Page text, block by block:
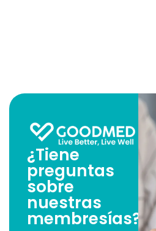
¿Tiene
preguntas
sobre
nuestras
membresías?